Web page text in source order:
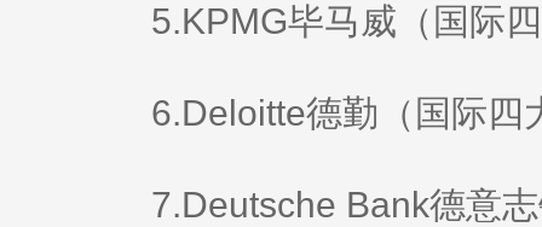
5.KPMG毕马威（国际四
6.Deloitte德勤（国际四
7.Deutsche Bank德意志